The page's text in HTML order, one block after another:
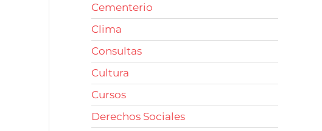
Cementerio
Clima
Consultas
Cultura
Cursos
Derechos Sociales